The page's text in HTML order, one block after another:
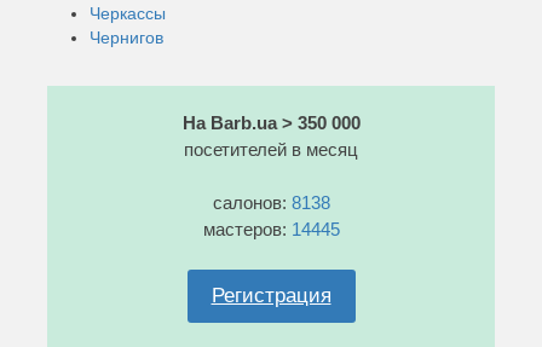
Черкассы
Чернигов
На Barb.ua > 350 000
посетителей в месяц
салонов: 8138
мастеров: 14445
Регистрация